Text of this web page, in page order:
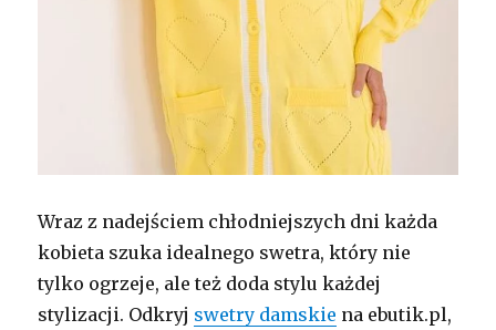
Wraz z nadejściem chłodniejszych dni każda
kobieta szuka idealnego swetra, który nie
tylko ogrzeje, ale też doda stylu każdej
stylizacji. Odkryj swetry damskie na ebutik.pl,